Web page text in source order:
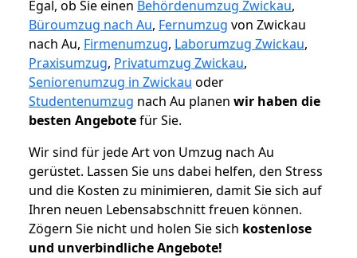
Egal, ob Sie einen Behördenumzug Zwickau,
Büroumzug nach Au, Fernumzug von Zwickau
nach Au, Firmenumzug, Laborumzug Zwickau,
Praxisumzug, Privatumzug Zwickau,
Seniorenumzug in Zwickau oder
Studentenumzug nach Au planen wir haben die
besten Angebotefür Sie.
Wir sind für jede Art von Umzug nach Au
gerüstet. Lassen Sie uns dabei helfen, den Stress
und die Kosten zu minimieren, damit Sie sich auf
Ihren neuen Lebensabschnitt freuen können.
Zögern Sie nicht und holen Sie sich kostenlose
und unverbindliche Angebote!